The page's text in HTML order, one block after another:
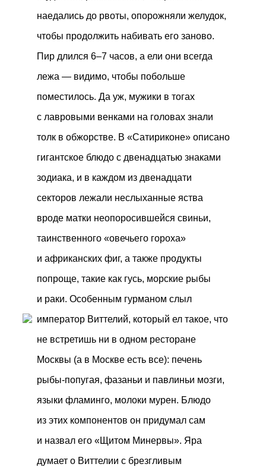
наедались до рвоты, опорожняли желудок,
чтобы продолжить набивать его заново.
Пир длился 6–7 часов, а ели они всегда
лежа — видимо, чтобы побольше
поместилось. Да уж, мужики в тогах
с лавровыми венками на головах знали
толк в обжорстве. В «Сатириконе» описано
гигантское блюдо с двенадцатью знаками
зодиака, и в каждом из двенадцати
секторов лежали неслыханные яства
вроде матки неопоросившейся свиньи,
таинственного «овечьего гороха»
и африканских фиг, а также продукты
попроще, такие как гусь, морские рыбы
и раки. Особенным гурманом слыл
император Виттелий, который ел такое, что
не встретишь ни в одном ресторане
Москвы (а в Москве есть все): печень
рыбы-попугая, фазаньи и павлиньи мозги,
языки фламинго, молоки мурен. Блюдо
из этих компонентов он придумал сам
и назвал его «Щитом Минервы». Яра
думает о Виттелии с брезгливым